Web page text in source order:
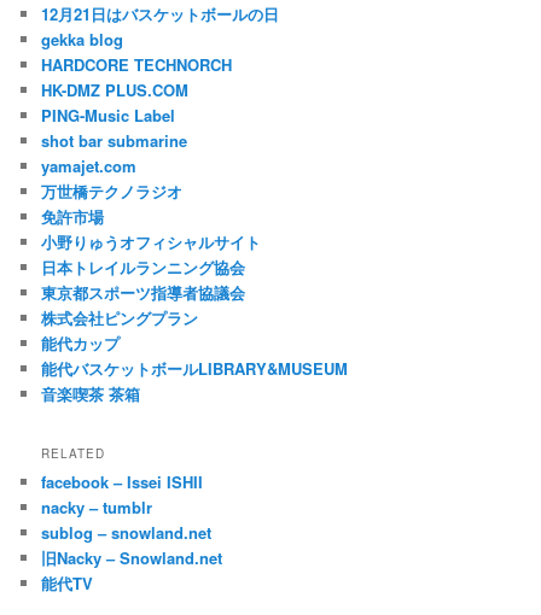
12月21日はバスケットボールの日
gekka blog
HARDCORE TECHNORCH
HK-DMZ PLUS.COM
PING-Music Label
shot bar submarine
yamajet.com
万世橋テクノラジオ
免許市場
小野りゅうオフィシャルサイト
日本トレイルランニング協会
東京都スポーツ指導者協議会
株式会社ピングプラン
能代カップ
能代バスケットボールLIBRARY&MUSEUM
音楽喫茶 茶箱
RELATED
facebook – Issei ISHII
nacky – tumblr
sublog – snowland.net
旧Nacky – Snowland.net
能代TV